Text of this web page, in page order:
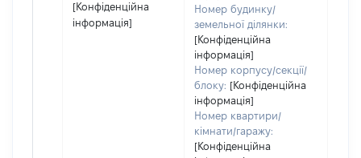
[Конфіденційна
інформація]
Номер будинку/
земельної ділянки:
[Конфіденційна
інформація]
Номер корпусу/секції/
блоку: [Конфіденційна
інформація]
Номер квартири/
кімнати/гаражу:
[Конфіденційна